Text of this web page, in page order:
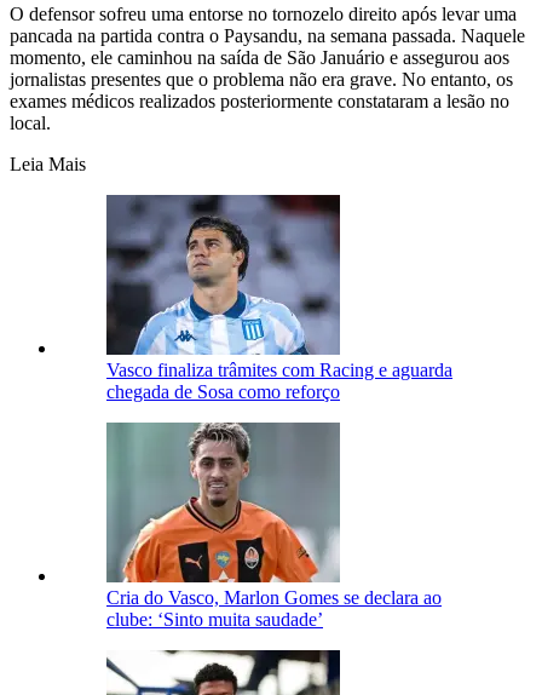
O defensor sofreu uma entorse no tornozelo direito após levar uma
pancada na partida contra o Paysandu, na semana passada. Naquele
momento, ele caminhou na saída de São Januário e assegurou aos
jornalistas presentes que o problema não era grave. No entanto, os
exames médicos realizados posteriormente constataram a lesão no
local.
Leia Mais
Vasco finaliza trâmites com Racing e aguarda
chegada de Sosa como reforço
Cria do Vasco, Marlon Gomes se declara ao
clube: ‘Sinto muita saudade’